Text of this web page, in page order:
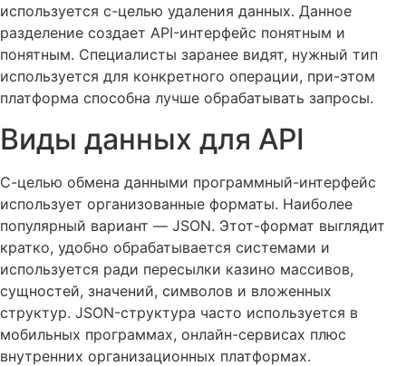
используется с-целью удаления данных. Данное
разделение создает API-интерфейс понятным и
понятным. Специалисты заранее видят, нужный тип
используется для конкретного операции, при-этом
платформа способна лучше обрабатывать запросы.
Виды данных для API
С-целью обмена данными программный-интерфейс
использует организованные форматы. Наиболее
популярный вариант — JSON. Этот-формат выглядит
кратко, удобно обрабатывается системами и
используется ради пересылки казино массивов,
сущностей, значений, символов и вложенных
структур. JSON-структура часто используется в
мобильных программах, онлайн-сервисах плюс
внутренних организационных платформах.